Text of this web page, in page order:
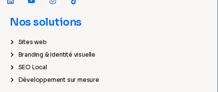
Nos solutions
Sites web
Branding & Identité visuelle
SEO Local
Développement sur mesure